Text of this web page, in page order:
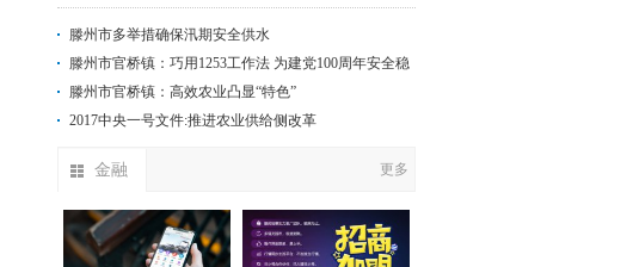
滕州市多举措确保汛期安全供水
滕州市官桥镇：巧用1253工作法 为建党100周年安全稳
定“保驾护航”
滕州市官桥镇：高效农业凸显“特色”
2017中央一号文件:推进农业供给侧改革
金融 更多